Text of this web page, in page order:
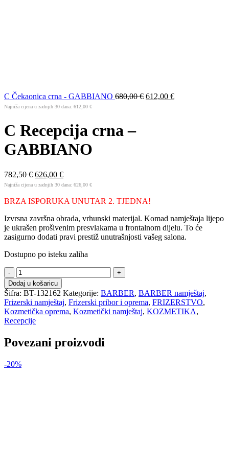
C Čekaonica crna - GABBIANO 680,00€ 612,00 €
Najniža cijena u zadnjih 30 dana: 612,00 €
C Recepcija crna –
GABBIANO
782,50€ 626,00 €
Najniža cijena u zadnjih 30 dana: 626,00 €
BRZA ISPORUKA UNUTAR 2. TJEDNA!
Izvrsna završna obrada, vrhunski materijal. Komad namještaja lijepo
je ukrašen prošivenim presvlakama u frontalnom dijelu. To će
zasigurno dodati pravi prestiž unutrašnjosti vašeg salona.
Dostupno po isteku zaliha
C
Recepcija
crna
-
GABBIANO
količina
Dodaj u košaricu
Šifra: BT-132162 Kategorije: BARBER, BARBER namještaj,
Frizerski namještaj, Frizerski pribor i oprema, FRIZERSTVO,
Kozmetička oprema, Kozmetički namještaj, KOZMETIKA,
Recepcije
Povezani proizvodi
-20%